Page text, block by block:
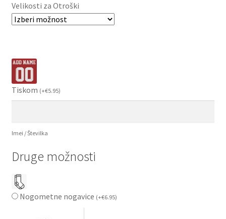
Velikosti za Otroški
Tiskom (+€5.95)
Imei / Številka
Druge možnosti
Nogometne nogavice (+€6.95)